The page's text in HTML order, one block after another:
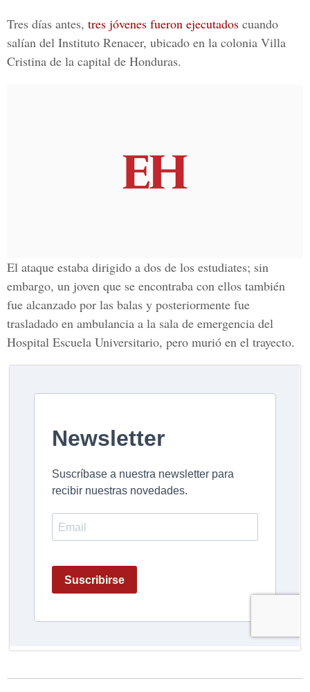
Tres días antes, tres jóvenes fueron ejecutados cuando
salían del Instituto Renacer, ubicado en la colonia Villa
Cristina de la capital de Honduras.
El ataque estaba dirigido a dos de los estudiates; sin
embargo, un joven que se encontraba con ellos también
fue alcanzado por las balas y posteriormente fue
trasladado en ambulancia a la sala de emergencia del
Hospital Escuela Universitario, pero murió en el trayecto.